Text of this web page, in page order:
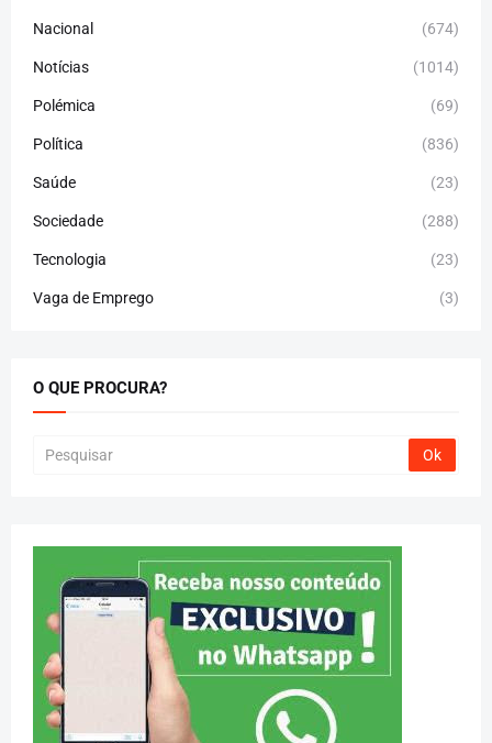
Nacional (674)
Notícias (1014)
Polémica (69)
Política (836)
Saúde (23)
Sociedade (288)
Tecnologia (23)
Vaga de Emprego (3)
O QUE PROCURA?